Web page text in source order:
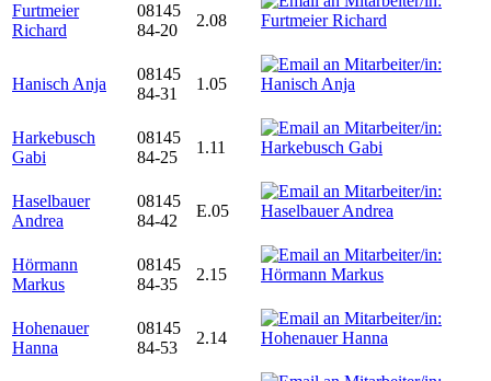
Furtmeier
Richard
08145
84-20
2.08
Hanisch Anja
08145
84-31
1.05
Harkebusch
Gabi
08145
84-25
1.11
Haselbauer
Andrea
08145
84-42
E.05
Hörmann
Markus
08145
84-35
2.15
Hohenauer
Hanna
08145
84-53
2.14